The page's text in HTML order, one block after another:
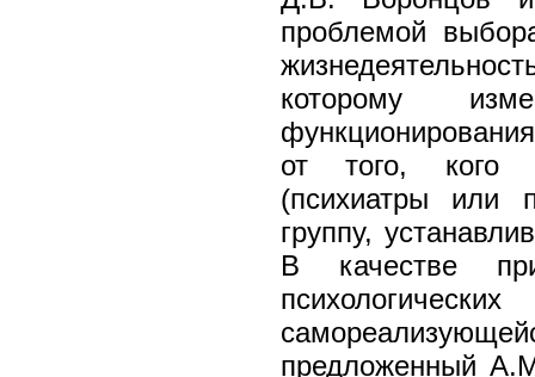
проблемой
которому
от того, кого
(психиатры или
группу,
В качестве
предложенный